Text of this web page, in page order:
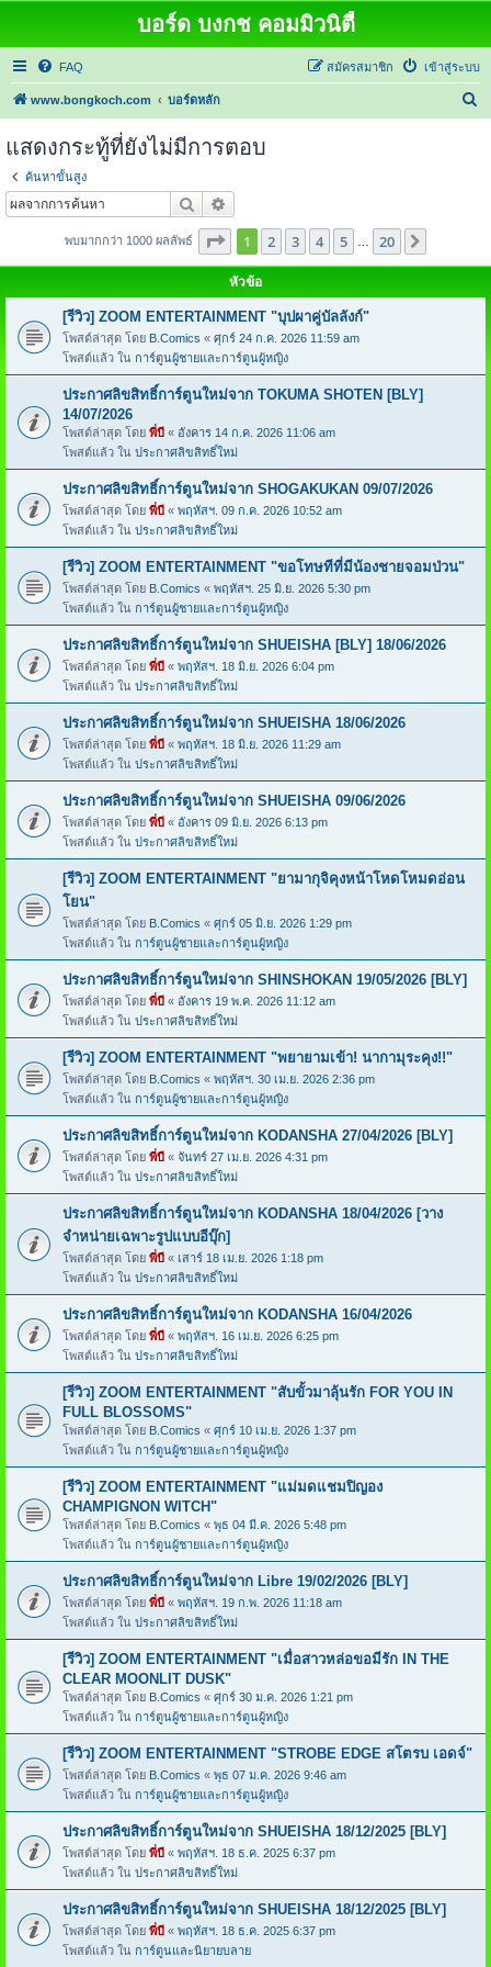
บอร์ด บงกช คอมมิวนิตี้
FAQ เข้าสู่ระบบ
สมัครสมาชิก
www.bongkoch.com บอร์ดหลัก
แสดงกระทู้ที่ยังไม่มีการตอบ
ค้นหาขั้นสูง
ค้นหา
พบมากกว่า 1000 ผลลัพธ์ หน้า จากทั้งหมด 20
1 2 3 4 5 20
หัวข้อ
[รีวิว] ZOOM ENTERTAINMENT "บุปผาคู่บัลลังก์"
โพสต์ล่าสุด โดย B.Comics « ศุกร์ 24 ก.ค. 2026 11:59 am
โพสต์แล้ว ใน การ์ตูนผู้ชายและการ์ตูนผู้หญิง
ประกาศลิขสิทธิ์การ์ตูนใหม่จาก TOKUMA SHOTEN [BLY]
14/07/2026
โพสต์ล่าสุด โดย พี่บี « อังคาร 14 ก.ค. 2026 11:06 am
โพสต์แล้ว ใน ประกาศลิขสิทธิ์ใหม่
ประกาศลิขสิทธิ์การ์ตูนใหม่จาก SHOGAKUKAN 09/07/2026
โพสต์ล่าสุด โดย พี่บี « พฤหัสฯ. 09 ก.ค. 2026 10:52 am
โพสต์แล้ว ใน ประกาศลิขสิทธิ์ใหม่
[รีวิว] ZOOM ENTERTAINMENT "ขอโทษทีที่มีน้องชายจอมป่วน"
โพสต์ล่าสุด โดย B.Comics « พฤหัสฯ. 25 มิ.ย. 2026 5:30 pm
โพสต์แล้ว ใน การ์ตูนผู้ชายและการ์ตูนผู้หญิง
ประกาศลิขสิทธิ์การ์ตูนใหม่จาก SHUEISHA [BLY] 18/06/2026
โพสต์ล่าสุด โดย พี่บี « พฤหัสฯ. 18 มิ.ย. 2026 6:04 pm
โพสต์แล้ว ใน ประกาศลิขสิทธิ์ใหม่
ประกาศลิขสิทธิ์การ์ตูนใหม่จาก SHUEISHA 18/06/2026
โพสต์ล่าสุด โดย พี่บี « พฤหัสฯ. 18 มิ.ย. 2026 11:29 am
โพสต์แล้ว ใน ประกาศลิขสิทธิ์ใหม่
ประกาศลิขสิทธิ์การ์ตูนใหม่จาก SHUEISHA 09/06/2026
โพสต์ล่าสุด โดย พี่บี « อังคาร 09 มิ.ย. 2026 6:13 pm
โพสต์แล้ว ใน ประกาศลิขสิทธิ์ใหม่
[รีวิว] ZOOM ENTERTAINMENT "ยามากุจิคุงหน้าโหดโหมดอ่อน
โยน"
โพสต์ล่าสุด โดย B.Comics « ศุกร์ 05 มิ.ย. 2026 1:29 pm
โพสต์แล้ว ใน การ์ตูนผู้ชายและการ์ตูนผู้หญิง
ประกาศลิขสิทธิ์การ์ตูนใหม่จาก SHINSHOKAN 19/05/2026 [BLY]
โพสต์ล่าสุด โดย พี่บี « อังคาร 19 พ.ค. 2026 11:12 am
โพสต์แล้ว ใน ประกาศลิขสิทธิ์ใหม่
[รีวิว] ZOOM ENTERTAINMENT "พยายามเข้า! นากามุระคุง!!"
โพสต์ล่าสุด โดย B.Comics « พฤหัสฯ. 30 เม.ย. 2026 2:36 pm
โพสต์แล้ว ใน การ์ตูนผู้ชายและการ์ตูนผู้หญิง
ประกาศลิขสิทธิ์การ์ตูนใหม่จาก KODANSHA 27/04/2026 [BLY]
โพสต์ล่าสุด โดย พี่บี « จันทร์ 27 เม.ย. 2026 4:31 pm
โพสต์แล้ว ใน ประกาศลิขสิทธิ์ใหม่
ประกาศลิขสิทธิ์การ์ตูนใหม่จาก KODANSHA 18/04/2026 [วาง
จำหน่ายเฉพาะรูปแบบอีบุ๊ก]
โพสต์ล่าสุด โดย พี่บี « เสาร์ 18 เม.ย. 2026 1:18 pm
โพสต์แล้ว ใน ประกาศลิขสิทธิ์ใหม่
ประกาศลิขสิทธิ์การ์ตูนใหม่จาก KODANSHA 16/04/2026
โพสต์ล่าสุด โดย พี่บี « พฤหัสฯ. 16 เม.ย. 2026 6:25 pm
โพสต์แล้ว ใน ประกาศลิขสิทธิ์ใหม่
[รีวิว] ZOOM ENTERTAINMENT "สับขั้วมาลุ้นรัก FOR YOU IN
FULL BLOSSOMS"
โพสต์ล่าสุด โดย B.Comics « ศุกร์ 10 เม.ย. 2026 1:37 pm
โพสต์แล้ว ใน การ์ตูนผู้ชายและการ์ตูนผู้หญิง
[รีวิว] ZOOM ENTERTAINMENT "แม่มดแชมปิญอง
CHAMPIGNON WITCH"
โพสต์ล่าสุด โดย B.Comics « พุธ 04 มี.ค. 2026 5:48 pm
โพสต์แล้ว ใน การ์ตูนผู้ชายและการ์ตูนผู้หญิง
ประกาศลิขสิทธิ์การ์ตูนใหม่จาก Libre 19/02/2026 [BLY]
โพสต์ล่าสุด โดย พี่บี « พฤหัสฯ. 19 ก.พ. 2026 11:18 am
โพสต์แล้ว ใน ประกาศลิขสิทธิ์ใหม่
[รีวิว] ZOOM ENTERTAINMENT "เมื่อสาวหล่อขอมีรัก IN THE
CLEAR MOONLIT DUSK"
โพสต์ล่าสุด โดย B.Comics « ศุกร์ 30 ม.ค. 2026 1:21 pm
โพสต์แล้ว ใน การ์ตูนผู้ชายและการ์ตูนผู้หญิง
[รีวิว] ZOOM ENTERTAINMENT "STROBE EDGE สโตรบ เอดจ์"
โพสต์ล่าสุด โดย B.Comics « พุธ 07 ม.ค. 2026 9:46 am
โพสต์แล้ว ใน การ์ตูนผู้ชายและการ์ตูนผู้หญิง
ประกาศลิขสิทธิ์การ์ตูนใหม่จาก SHUEISHA 18/12/2025 [BLY]
โพสต์ล่าสุด โดย พี่บี « พฤหัสฯ. 18 ธ.ค. 2025 6:37 pm
โพสต์แล้ว ใน ประกาศลิขสิทธิ์ใหม่
ประกาศลิขสิทธิ์การ์ตูนใหม่จาก SHUEISHA 18/12/2025 [BLY]
โพสต์ล่าสุด โดย พี่บี « พฤหัสฯ. 18 ธ.ค. 2025 6:37 pm
โพสต์แล้ว ใน การ์ตูนและนิยายบลาย